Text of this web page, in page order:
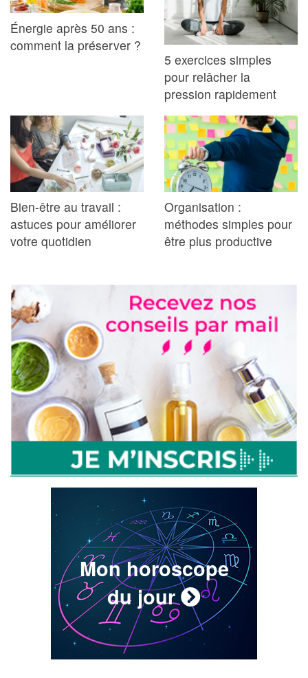
Énergie après 50 ans :
comment la préserver ?
5 exercices simples
pour relâcher la
pression rapidement
Bien-être au travail :
astuces pour améliorer
votre quotidien
Organisation :
méthodes simples pour
être plus productive
Mon horoscope
du jour